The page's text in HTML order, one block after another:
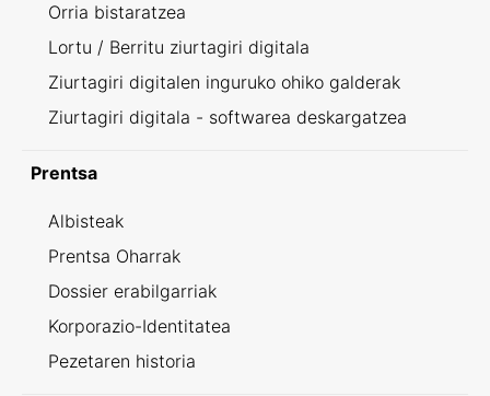
Orria bistaratzea
Lortu / Berritu ziurtagiri digitala
Ziurtagiri digitalen inguruko ohiko galderak
Ziurtagiri digitala - softwarea deskargatzea
Prentsa
Albisteak
Prentsa Oharrak
Dossier erabilgarriak
Korporazio-Identitatea
Pezetaren historia